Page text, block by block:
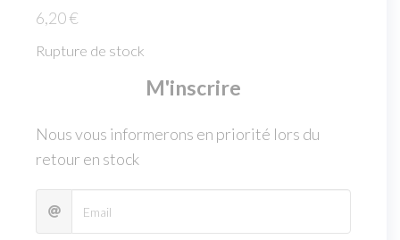
6,20€
Rupture de stock
M'inscrire
Nous vous informerons en priorité lors du
retour en stock